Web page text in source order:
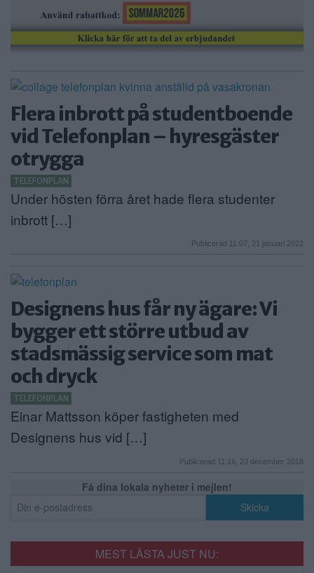
Flera inbrott på studentboende
vid Telefonplan – hyresgäster
otrygga
TELEFONPLAN
Under hösten förra året hade flera studenter
inbrott […]
Publicerad 11:07, 21 januari 2022
Designens hus får ny ägare: Vi
bygger ett större utbud av
stadsmässig service som mat
och dryck
TELEFONPLAN
Einar Mattsson köper fastigheten med
Designens hus vid […]
Publicerad 11:16, 23 december 2018
Få dina lokala nyheter i mejlen!
MEST LÄSTA JUST NU: